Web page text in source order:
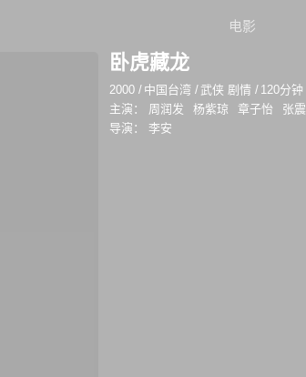
电影
卧虎藏龙
2000 / 中国台湾 / 武侠 剧情 / 120分钟
主演：
周润发 杨紫琼 章子怡 张震
导演：
李安